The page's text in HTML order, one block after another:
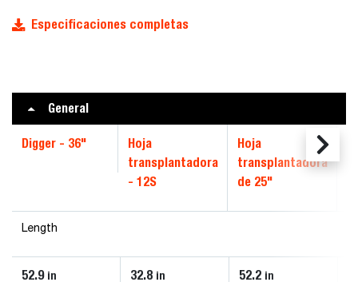
Especificaciones completas
General
Digger - 36"
Hoja
transplantadora
- 12S
Hoja
transplantadora
de 25"
Length
52.9 in 32.8 in 52.2 in